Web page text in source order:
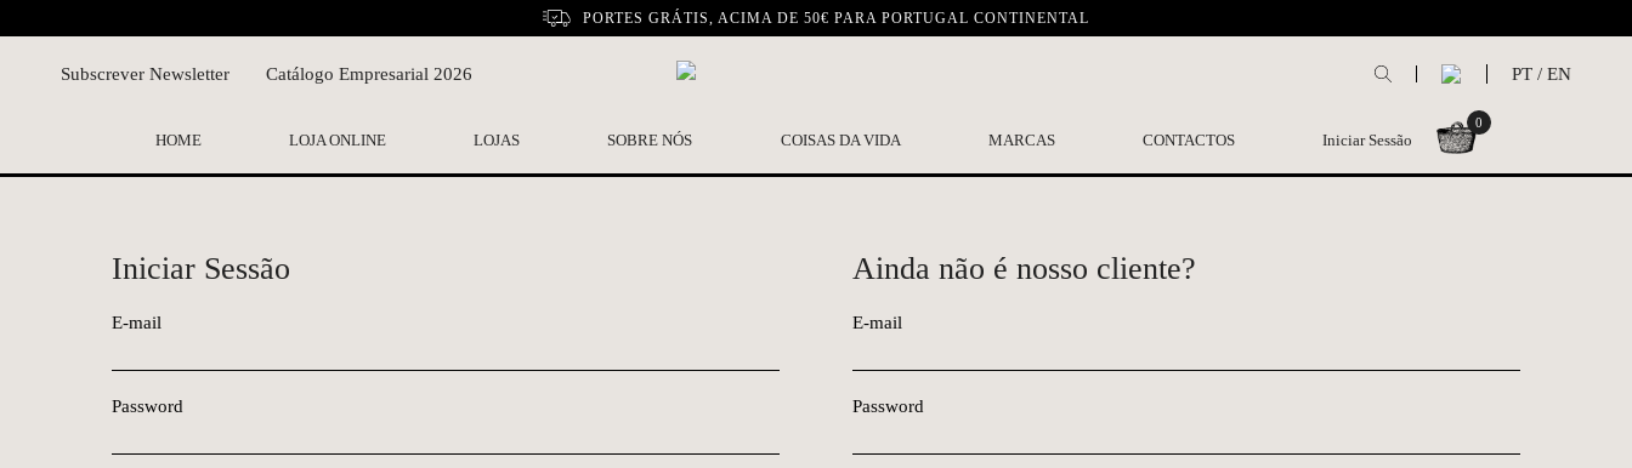
PORTES GRÁTIS, ACIMA DE 50€ PARA PORTUGAL CONTINENTAL
Subscrever Newsletter Catálogo Empresarial 2026 PT / EN
HOME LOJA ONLINE LOJAS SOBRE NÓS COISAS DA VIDA MARCAS CONTACTOS Iniciar Sessão
0
Iniciar Sessão
E-mail
Password
Ainda não é nosso cliente?
E-mail
Password